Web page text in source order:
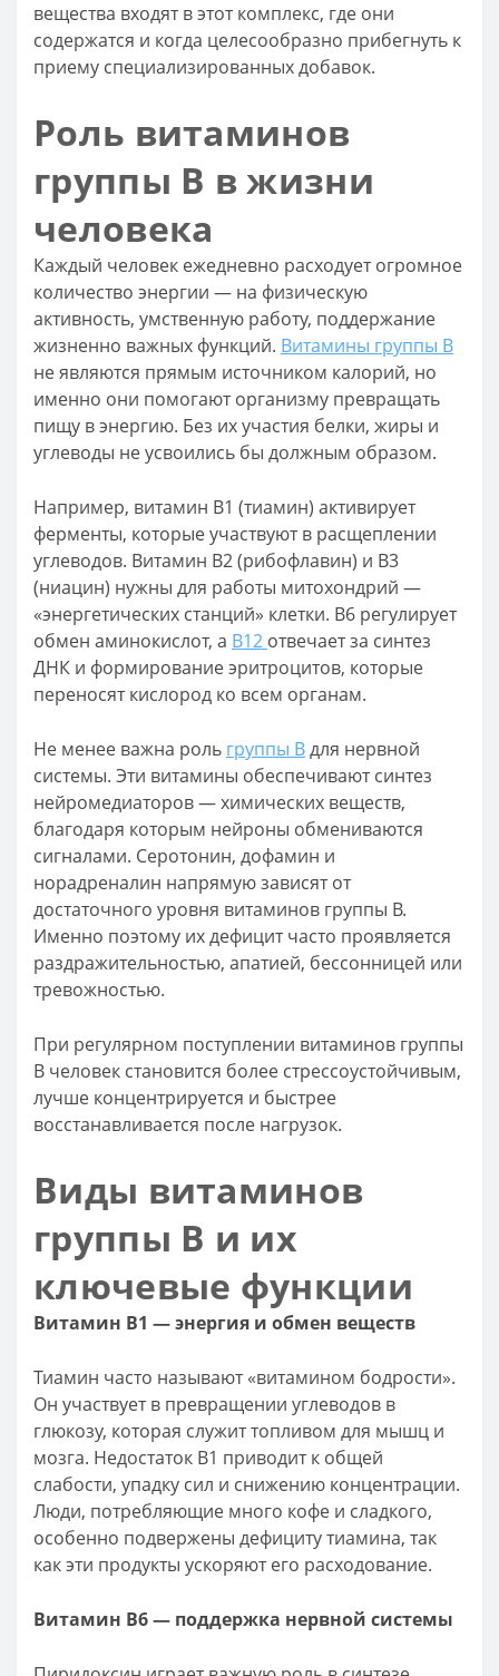
вещества входят в этот комплекс, где они
содержатся и когда целесообразно прибегнуть к
приему специализированных добавок.
Роль витаминов
группы B в жизни
человека
Каждый человек ежедневно расходует огромное
количество энергии — на физическую
активность, умственную работу, поддержание
жизненно важных функций. Витамины группы B
не являются прямым источником калорий, но
именно они помогают организму превращать
пищу в энергию. Без их участия белки, жиры и
углеводы не усвоились бы должным образом.
Например, витамин B1 (тиамин) активирует
ферменты, которые участвуют в расщеплении
углеводов. Витамин B2 (рибофлавин) и B3
(ниацин) нужны для работы митохондрий —
«энергетических станций» клетки. В6 регулирует
обмен аминокислот, а B12 отвечает за синтез
ДНК и формирование эритроцитов, которые
переносят кислород ко всем органам.
Не менее важна роль группы Bдля нервной
системы. Эти витамины обеспечивают синтез
нейромедиаторов — химических веществ,
благодаря которым нейроны обмениваются
сигналами. Серотонин, дофамин и
норадреналин напрямую зависят от
достаточного уровня витаминов группы B.
Именно поэтому их дефицит часто проявляется
раздражительностью, апатией, бессонницей или
тревожностью.
При регулярном поступлении витаминов группы
B человек становится более стрессоустойчивым,
лучше концентрируется и быстрее
восстанавливается после нагрузок.
Виды витаминов
группы B и их
ключевые функции
Витамин B1 — энергия и обмен веществ
Тиамин часто называют «витамином бодрости».
Он участвует в превращении углеводов в
глюкозу, которая служит топливом для мышц и
мозга. Недостаток B1 приводит к общей
слабости, упадку сил и снижению концентрации.
Люди, потребляющие много кофе и сладкого,
особенно подвержены дефициту тиамина, так
как эти продукты ускоряют его расходование.
Витамин B6 — поддержка нервной системы